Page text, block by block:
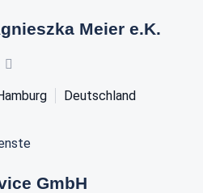
Meier e.K.
Deutschland
GmbH